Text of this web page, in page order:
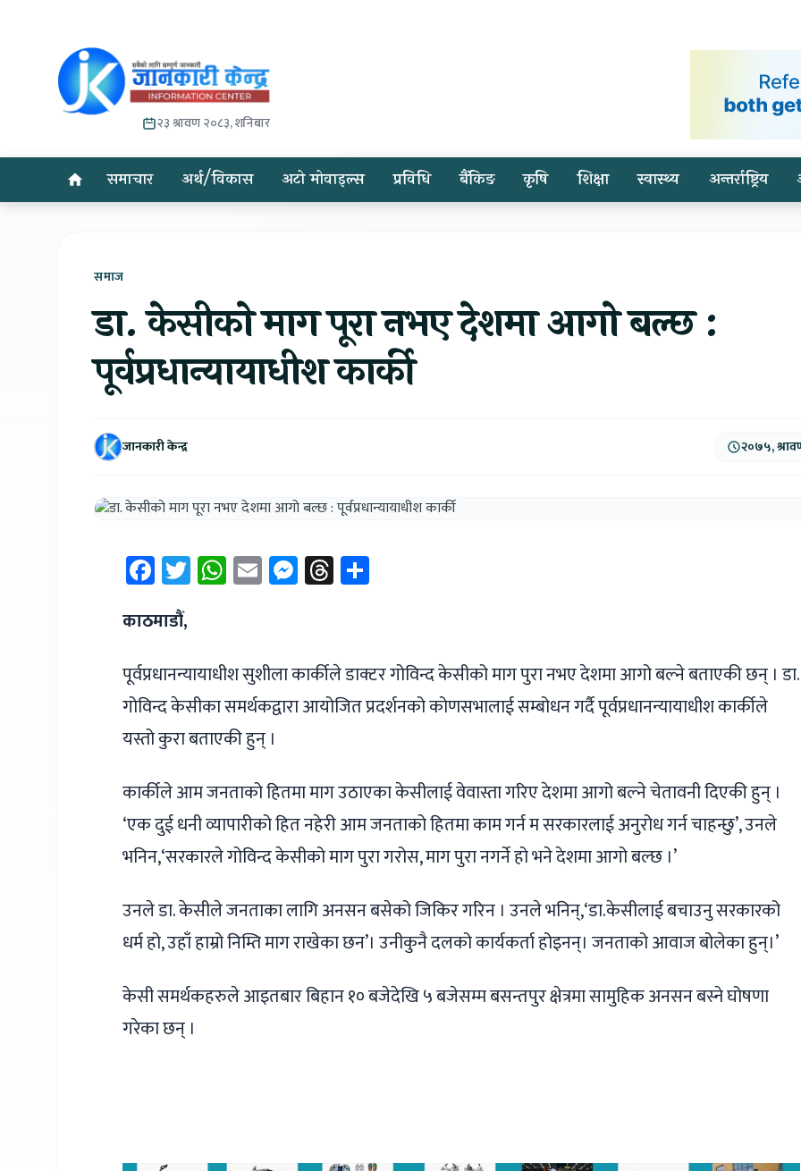
२३ श्रावण २०८३, शनिबार
समाचार अर्थ/विकास अटो मोवाइल्स प्रविधि बैंकिङ कृषि शिक्षा स्वास्थ्य अन्तर्राष्ट्रिय
समाज
डा. केसीकाे माग पूरा नभए देशमा आगो बल्छ :
पूर्वप्रधान्यायाधीश कार्की
जानकारी केन्द्र २०७५,
Facebook
Twitter
WhatsApp
EmailMessenger
Threads
काठमाडौं,
पूर्वप्रधानन्यायाधीश सुशीला कार्कीले डाक्टर गोविन्द केसीको माग पुरा नभए देशमा आगो बल्ने बताएकी छन् । डा.
गोविन्द केसीका समर्थकद्वारा आयोजित प्रदर्शनको कोणसभालाई सम्बोधन गर्दै पूर्वप्रधानन्यायाधीश कार्कीले
यस्तो कुरा बताएकी हुन् ।
कार्कीले आम जनताको हितमा माग उठाएका केसीलाई वेवास्ता गरिए देशमा आगो बल्ने चेतावनी दिएकी हुन् ।
‘एक दुई धनी व्यापारीको हित नहेरी आम जनताको हितमा काम गर्न म सरकारलाई अनुरोध गर्न चाहन्छु’, उनले
भनिन,‘सरकारले गोविन्द केसीको माग पुरा गरोस, माग पुरा नगर्ने हो भने देशमा आगो बल्छ ।’
उनले डा. केसीले जनताका लागि अनसन बसेको जिकिर गरिन । उनले भनिन्,‘डा.केसीलाई बचाउनु सरकारको
धर्म हो, उहाँ हाम्रो निम्ति माग राखेका छन’। उनीकुनै दलको कार्यकर्ता होइनन्। जनताको आवाज बोलेका हुन्।’
केसी समर्थकहरुले आइतबार बिहान १० बजेदेखि ५ बजेसम्म बसन्तपुर क्षेत्रमा सामुहिक अनसन बस्ने घोषणा
गरेका छन् ।